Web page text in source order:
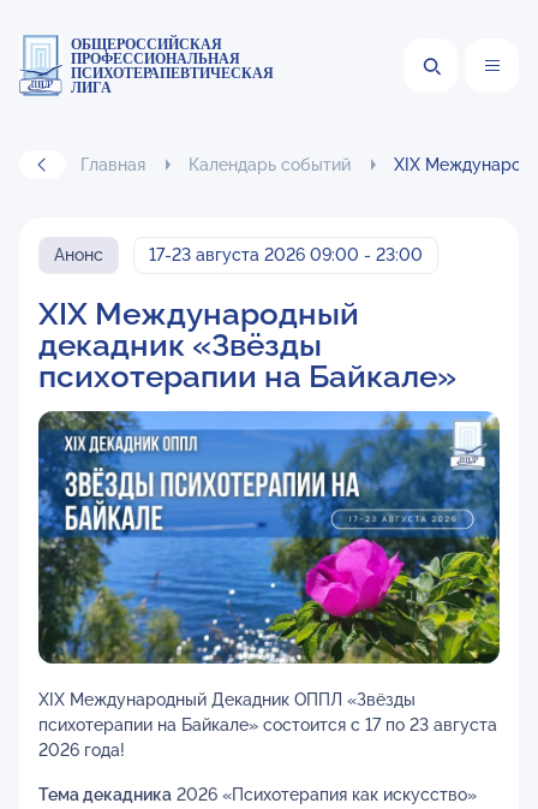
ОБЩЕРОССИЙСКАЯ
ПРОФЕССИОНАЛЬНАЯ
ПСИХОТЕРАПЕВТИЧЕСКАЯ
ЛИГА
Главная Календарь событий XIX
Анонс 17-23 августа 2026 09:00 - 23:00
XIX Международный
декадник «Звёзды
психотерапии на Байкале»
XIX Международный Декадник ОППЛ «Звёзды
психотерапии на Байкале» состоится с 17 по 23 августа
2026 года!
Тема декадника 2026 «Психотерапия как искусство»